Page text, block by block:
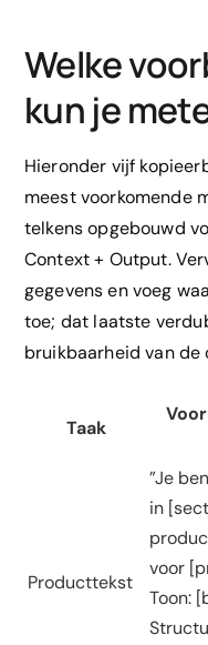
Welke
kun je
Hieronder vijf
meest voorkomende
telkens opgebouwd
Context + Output.
gegevens en voeg
toe; dat laatste
bruikbaarheid van de
Taak
Producttekst
”Je
in
voor
Toon: